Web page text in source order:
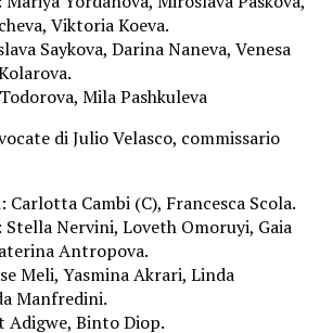
Viktoria Koeva.
Saykova, Darina Naneva, Venesa
Mila Pashkuleva
di Julio Velasco, commissario
: Carlotta Cambi (C), Francesca Scola.
: Stella Nervini, Loveth Omoruyi, Gaia
Antropova.
Meli, Yasmina Akrari, Linda
Manfredini.
Adigwe, Binto Diop.